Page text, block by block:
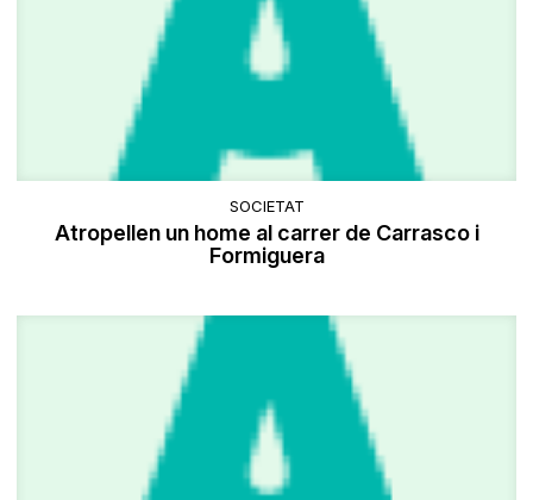
SOCIETAT
Atropellen un home al carrer de Carrasco i
Formiguera